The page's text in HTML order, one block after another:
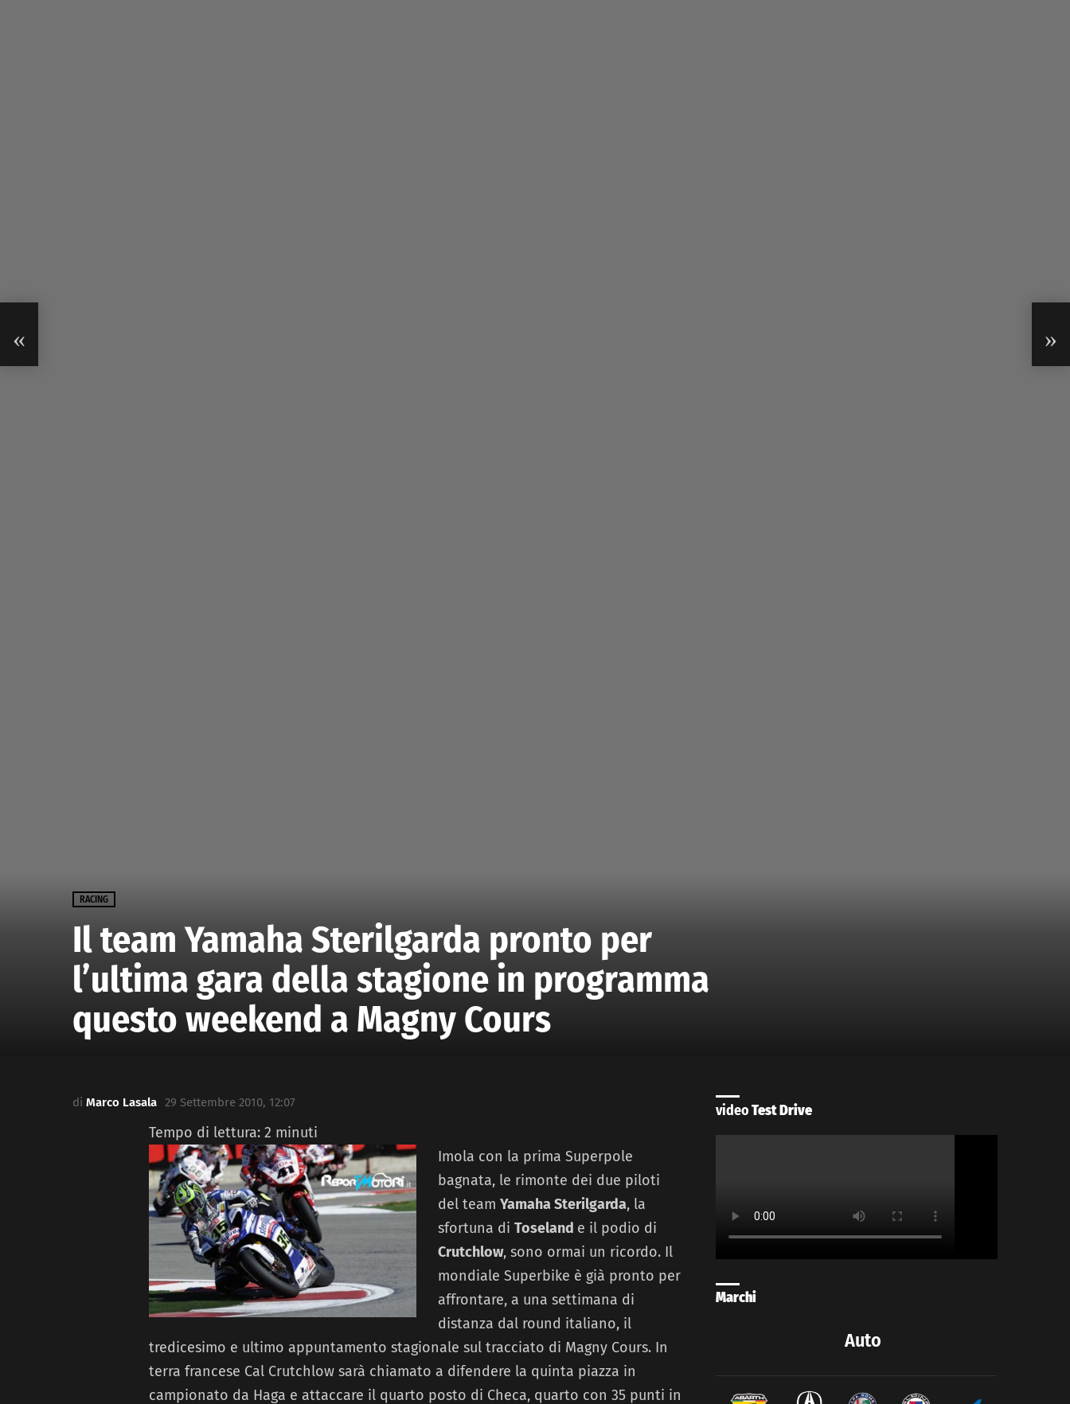
RACING
Il team Yamaha Sterilgarda pronto per
l’ultima gara della stagione in programma
questo weekend a Magny Cours
di Marco Lasala 29 Settembre 2010, 12:07
Tempo di lettura: 2 minuti
Imola con la prima Superpole
bagnata, le rimonte dei due piloti
del team Yamaha Sterilgarda, la
sfortuna di Toseland e il podio di
Crutchlow, sono ormai un ricordo. Il
mondiale Superbike è già pronto per
affrontare, a una settimana di
distanza dal round italiano, il
tredicesimo e ultimo appuntamento stagionale sul tracciato di Magny Cours. In
terra francese Cal Crutchlow sarà chiamato a difendere la quinta piazza in
campionato da Haga e attaccare il quarto posto di Checa, quarto con 35 punti in
videoTest Drive
Marchi
Auto